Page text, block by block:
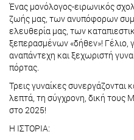
Ένας μονόλογος-ειρωνικός
ζωής μας, των ανυπόφορων
ελευθερία μας, των
ξεπερασμένων «δήθεν»! Γέλιο,
αναπάντεχη και ξεχωριστή
πόρτας.
Τρεις γυναίκες συνεργάζονται
λεπτά, τη σύγχρονη, δική τους
στο 2025!
Η ΙΣΤΟΡΙΑ: